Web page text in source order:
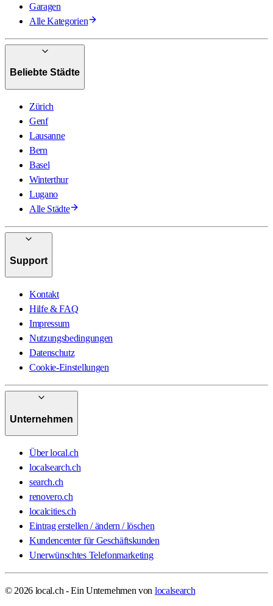
Garagen
Alle Kategorien
Beliebte Städte
Zürich
Genf
Lausanne
Bern
Basel
Winterthur
Lugano
Alle Städte
Support
Kontakt
Hilfe & FAQ
Impressum
Nutzungsbedingungen
Datenschutz
Cookie-Einstellungen
Unternehmen
Über local.ch
localsearch.ch
search.ch
renovero.ch
localcities.ch
Eintrag erstellen / ändern / löschen
Kundencenter für Geschäftskunden
Unerwünschtes Telefonmarketing
© 2026 local.ch - Ein Unternehmen von localsearch